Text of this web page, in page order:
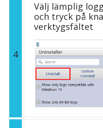
4
Välj lämplig
och tryck på
verktygsfältet